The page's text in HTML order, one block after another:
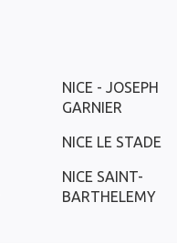
NICE - JOSEPH
GARNIER
NICE LE STADE
NICE SAINT-
BARTHELEMY